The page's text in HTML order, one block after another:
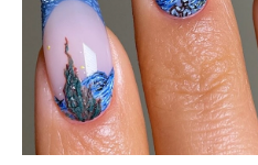
AWARDS
BEAUTY AWARDS
EVENT